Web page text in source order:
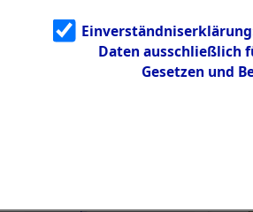
g
5.3.3
Todesmärsch
Daten ausschließlich
Gesetzen und